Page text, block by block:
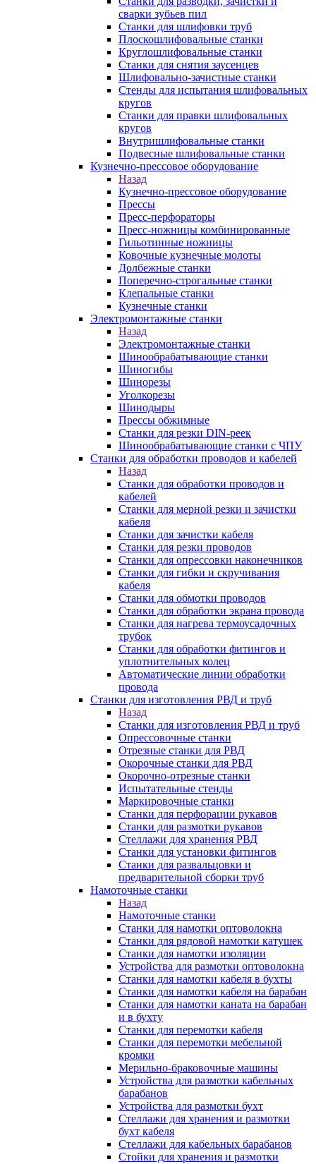
сварки зубьев пил
Станки для шлифовки труб
Плоскошлифовальные станки
Круглошлифовальные станки
Станки для снятия заусенцев
Шлифовально-зачистные станки
Стенды для испытания шлифовальных
кругов
Станки для правки шлифовальных
кругов
Внутришлифовальные станки
Подвесные шлифовальные станки
Кузнечно-прессовое оборудование
Назад
Кузнечно-прессовое оборудование
Прессы
Пресс-перфораторы
Пресс-ножницы комбинированные
Гильотинные ножницы
Ковочные кузнечные молоты
Долбежные станки
Поперечно-строгальные станки
Клепальные станки
Кузнечные станки
Электромонтажные станки
Назад
Электромонтажные станки
Шинообрабатывающие станки
Шиногибы
Шинорезы
Уголкорезы
Шинодыры
Прессы обжимные
Станки для резки DIN-реек
Шинообрабатывающие станки с ЧПУ
Станки для обработки проводов и кабелей
Назад
Станки для обработки проводов и
кабелей
Станки для мерной резки и зачистки
кабеля
Станки для зачистки кабеля
Станки для резки проводов
Станки для опрессовки наконечников
Станки для гибки и скручивания
кабеля
Станки для обмотки проводов
Станки для обработки экрана провода
Станки для нагрева термоусадочных
трубок
Станки для обработки фитингов и
уплотнительных колец
Автоматические линии обработки
провода
Станки для изготовления РВД и труб
Назад
Станки для изготовления РВД и труб
Опрессовочные станки
Отрезные станки для РВД
Окорочные станки для РВД
Окорочно-отрезные станки
Испытательные стенды
Маркировочные станки
Станки для перфорации рукавов
Станки для размотки рукавов
Стеллажи для хранения РВД
Станки для установки фитингов
Станки для развальцовки и
предварительной сборки труб
Намоточные станки
Назад
Намоточные станки
Станки для намотки оптоволокна
Станки для рядовой намотки катушек
Станки для намотки изоляции
Устройства для размотки оптоволокна
Станки для намотки кабеля в бухты
Станки для намотки кабеля на барабан
Станки для намотки каната на барабан
и в бухту
Станки для перемотки кабеля
Станки для перемотки мебельной
кромки
Мерильно-браковочные машины
Устройства для размотки кабельных
барабанов
Устройства для размотки бухт
Стеллажи для хранения и размотки
бухт кабеля
Стеллажи для кабельных барабанов
Стойки для хранения и размотки